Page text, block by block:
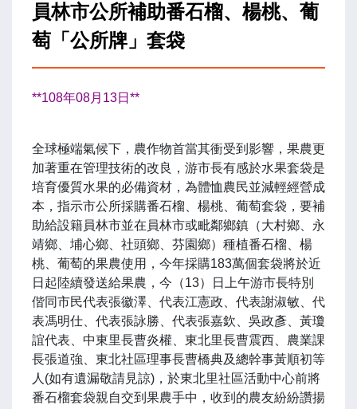
員林市公所補助番石榴、楊桃、葡
萄「公所牌」套袋
**108年08月13日**
全球極端氣候下，農作物首當其衝受到影響，果農更
加著重在管理技術的改良，游市長有感於水果套袋是
培育優質水果的必備資材，為體恤農民並減輕經營成
本，指示市公所採購番石榴、楊桃、葡萄套袋，要補
助給設籍員林市並在員林市或毗鄰鄉鎮（大村鄉、永
靖鄉、埔心鄉、社頭鄉、芬園鄉）種植番石榴、楊
桃、葡萄的果農使用，今年採購183萬個套袋將於近
日起陸續發送給果農，今（13）日上午游市長特別
偕同市民代表張徽澤、代表江憲政、代表謝淑敏、代
表馮明仕、代表張詠勝、代表張嘉欽、吳政彥、黃瓊
誼代表、中東里長曹炎權、東北里長曹震西、農業課
長張道強、東北社區理事長曹橋典及總幹事黃順初等
人(如有遺漏敬請見諒)，於東北里社區活動中心前將
番石榴套袋親自交到果農手中，收到的農友紛紛讚揚